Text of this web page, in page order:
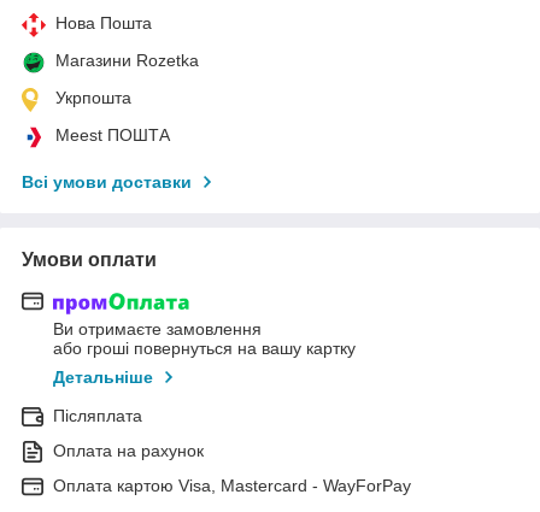
Нова Пошта
Магазини Rozetka
Укрпошта
Meest ПОШТА
Всі умови доставки
Умови оплати
Ви отримаєте замовлення
або гроші повернуться на вашу картку
Детальніше
Післяплата
Оплата на рахунок
Оплата картою Visa, Mastercard - WayForPay